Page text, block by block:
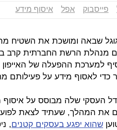
פייסבוק אפל איסוף מידע
שבאה ומושכת את השטיח
מנהלת הרשת החברתית קרב
למערכת ההפעלה של
לאסוף מידע על פעילותם
העסקי שלה מבוסס על איסוף
את המהלך, שעתיד לצאת
שהוא יפגע בעסקים קטנים,